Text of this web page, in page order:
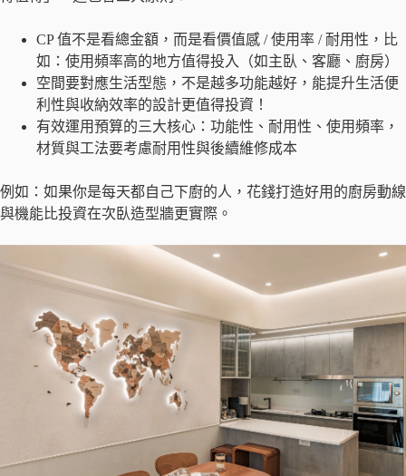
CP 值不是看總金額，而是看價值感 / 使用率 / 耐用性，比
如：使用頻率高的地方值得投入（如主臥、客廳、廚房）
空間要對應生活型態，不是越多功能越好，能提升生活便
利性與收納效率的設計更值得投資！
有效運用預算的三大核心：功能性、耐用性、使用頻率，
材質與工法要考慮耐用性與後續維修成本
例如：如果你是每天都自己下廚的人，花錢打造好用的廚房動線
與機能比投資在次臥造型牆更實際。